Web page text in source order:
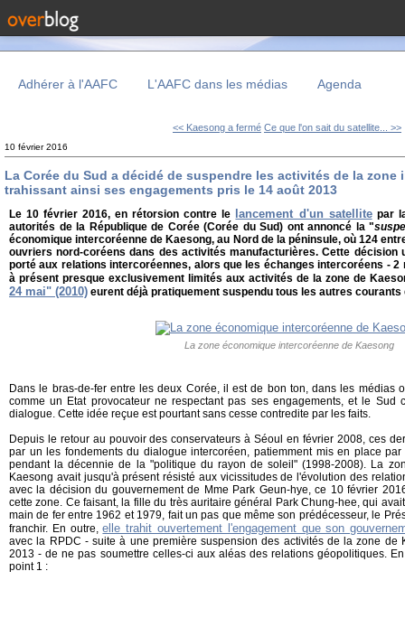
Adhérer à l'AAFC L'AAFC dans les médias Agenda
<< Kaesong a fermé Ce que l'on sait du satellite... >>
10 février 2016
La Corée du Sud a décidé de suspendre les activités de la zone
trahissant ainsi ses engagements pris le 14 août 2013
Le 10 février 2016, en rétorsion contre le lancement d'un satellitepar
autorités de la République de Corée (Corée du Sud) ont annoncé la "
économique intercoréenne de Kaesong, au Nord de la péninsule, où 124
ouvriers nord-coréens dans des activités manufacturières. Cette décision
porté aux relations intercoréennes, alors que les échanges intercoréens -
à présent presque exclusivement limités aux activités de la zone de
24 mai" (2010) eurent déjà pratiquement suspendu tous les autres courants
La zone économique intercoréenne de Kaesong
Dans le bras-de-fer entre les deux Corée, il est de bon ton, dans les médias
comme un Etat provocateur ne respectant pas ses engagements, et le Sud
dialogue. Cette idée reçue est pourtant sans cesse contredite par les faits.
Depuis le retour au pouvoir des conservateurs à Séoul en février 2008, ces
par un les fondements du dialogue intercoréen, patiemment mis en place
pendant la décennie de la "politique du rayon de soleil" (1998-2008). La
Kaesong avait jusqu'à présent résisté aux vicissitudes de l'évolution des
avec la décision du gouvernement de Mme Park Geun-hye, ce 10 février
cette zone. Ce faisant, la fille du très auritaire général Park Chung-hee, qui
main de fer entre 1962 et 1979, fait un pas que même son prédécesseur, le
franchir. En outre,elle trahit ouvertement l'engagement que son
avec la RPDC - suite à une première suspension des activités de la zone de
2013 - de ne pas soumettre celles-ci aux aléas des relations géopolitiques.
point 1 :